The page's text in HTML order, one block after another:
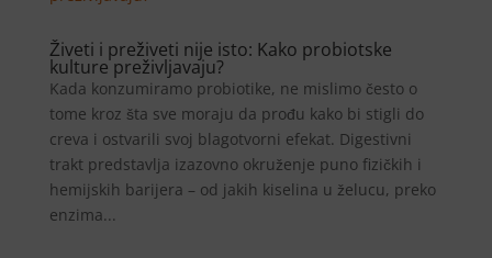
Živeti i preživeti nije isto: Kako probiotske
kulture preživljavaju?
Kada konzumiramo probiotike, ne mislimo često o
tome kroz šta sve moraju da prođu kako bi stigli do
creva i ostvarili svoj blagotvorni efekat. Digestivni
trakt predstavlja izazovno okruženje puno fizičkih i
hemijskih barijera – od jakih kiselina u želucu, preko
enzima...